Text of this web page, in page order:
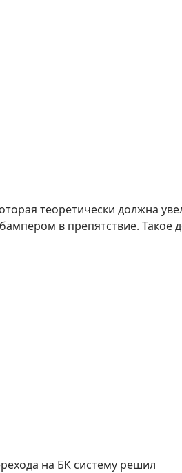
теоретически должна
в препятствие. Такое
на БК систему решил